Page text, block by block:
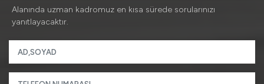
Alanında uzman kadromuz en kısa sürede sorularınızı
yanıtlayacaktır.